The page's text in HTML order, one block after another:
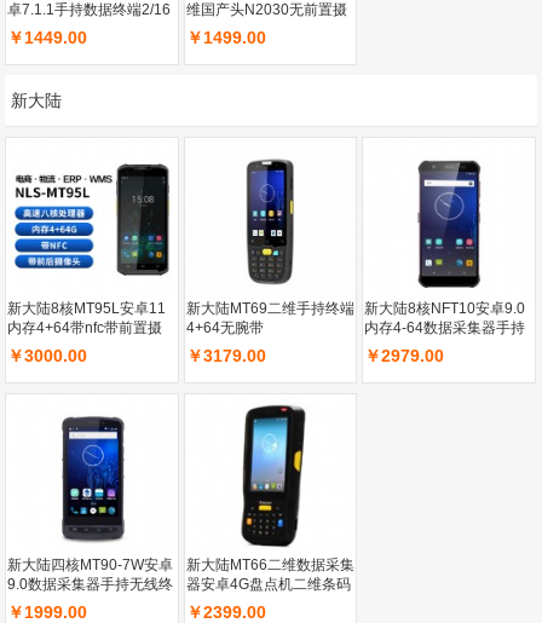
卓7.1.1手持数据终端2/16
￥1449.00
维国产头N2030无前置摄
像头2+16不带NFC
￥1499.00
新大陆
新大陆8核MT95L安卓11
内存4+64带nfc带前置摄
像头带保护套不含腕带
￥3000.00
新大陆MT69二维手持终端
4+64无腕带
￥3179.00
新大陆8核NFT10安卓9.0
内存4-64数据采集器手持
终端带指纹前后置摄像头
￥2979.00
新大陆四核MT90-7W安卓
9.0数据采集器手持无线终
端安卓4G采集器快递把枪
￥1999.00
新大陆MT66二维数据采集
器安卓4G盘点机二维条码
采集器快递把枪
￥2399.00